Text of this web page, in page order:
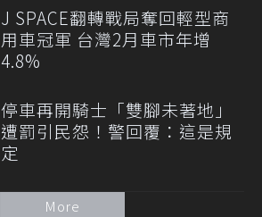
J SPACE翻轉戰局奪回輕型商
用車冠軍 台灣2月車市年增
4.8%
停車再開騎士「雙腳未著地」
遭罰引民怨！警回覆：這是規
定
More